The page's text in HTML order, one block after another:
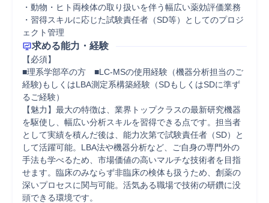
・動物・ヒト両検体の取り扱いを伴う幅広い薬効評価業務
・習得スキルに応じた試験責任者（SD等）としてのプロジ
ェクト管理
求める能力・経験
【必須】
■理系学部卒の方　■LC-MSの使用経験（機器分析担当のご
経験)もしくはLBA測定系構築経験（SDもしくはSDに準ず
るご経験）
【魅力】最大の特徴は、業界トップクラスの最新研究機器
を駆使し、幅広い分析スキルを習得できる点です。担当者
として実績を積んだ後は、能力次第で試験責任者（SD）と
して活躍可能。LBA法や機器分析など、ご自身の専門外の
手法も学べるため、市場価値の高いマルチな技術者を目指
せます。臨床のみならず非臨床の検体も扱うため、創薬の
深いプロセスに関与可能。活気ある職場で技術の研鑽に没
頭できる環境です。